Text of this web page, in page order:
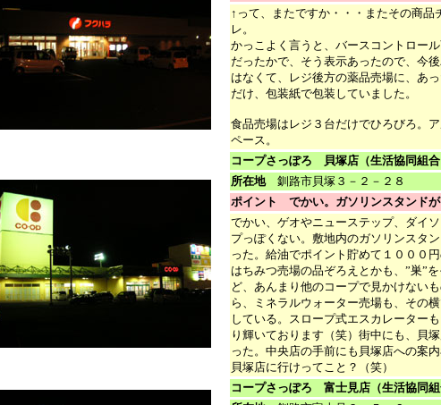
↑って、またですか・・・またその商品
レ。
かっこよく言うと、バースコントロー
だったかで、そう表示あったので、今
はなくて、レジ後方の薬品売場に、あ
だけ、包装紙で包装していました。
食品売場はレジ３台だけでひろびろ。
ペース。
コープさっぽろ 貝塚店（生活協同組合
所在地釧路市貝塚３－２－２８
ポイント でかい。ガソリンスタンドが
でかい、ゲオやニューステップ、ダイ
プっぽくない。敷地内のガソリンスタ
った。給油でポイント貯めて１０００
はちみつ売場の品ぞろえとかも、”巣”
ど、あんまり他のコープで見かけない
ら、ミネラルウォーター売場も、その
している。スロープ式エスカレーター
り輝いております（笑）街中にも、貝
った。中央店の手前にも貝塚店への案
貝塚店に行けってこと？（笑）
コープさっぽろ 富士見店（生活協同組